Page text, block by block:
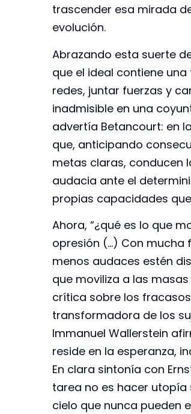
trascender esa mirada
evolución.
Abrazando esta suerte
que el ideal contiene
redes, juntar fuerzas y
inadmisible en una
advertía Betancourt: en
que, anticipando
metas claras, conducen
audacia ante el
propias capacidades
Ahora, “¿qué es lo que
opresión (…) Con mucha
menos audaces estén
que moviliza a las
crítica sobre los
transformadora de los
Immanuel Wallerstein
reside en la esperanza,
En clara sintonía con
tarea no es hacer utopía
cielo que nunca pueden